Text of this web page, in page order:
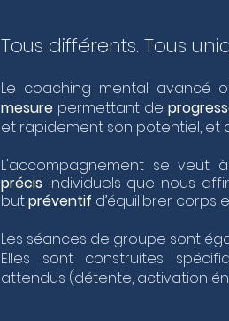
Tous différents. Tous
Le coaching mental avancé
mesure permettant de
et rapidement son potentiel, et
L'accompagnement se veut
précis individuels que nous
butpréventif d’équilibrer corps
Les séances de groupe sont
Elles sont construites
attendus (détente, activation